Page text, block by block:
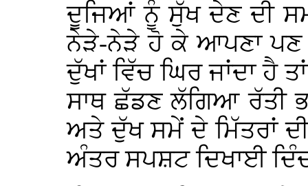
ਦੂਜਿਆਂ ਨੂੰ ਸੁੱਖ ਦੇਣ ਦੀ
ਨੇੜੇ-ਨੇੜੇ ਹੋ ਕੇ ਆਪਣਾ
ਦੁੱਖਾਂ ਵਿੱਚ ਘਿਰ ਜਾਂਦਾ ਹੈ
ਸਾਥ ਛੱਡਣ ਲੱਗਿਆ ਰੱਤੀ
ਅਤੇ ਦੁੱਖ ਸਮੇਂ ਦੇ ਮਿੱਤਰਾਂ
ਅੰਤਰ ਸਪਸ਼ਟ ਦਿਖਾਈ